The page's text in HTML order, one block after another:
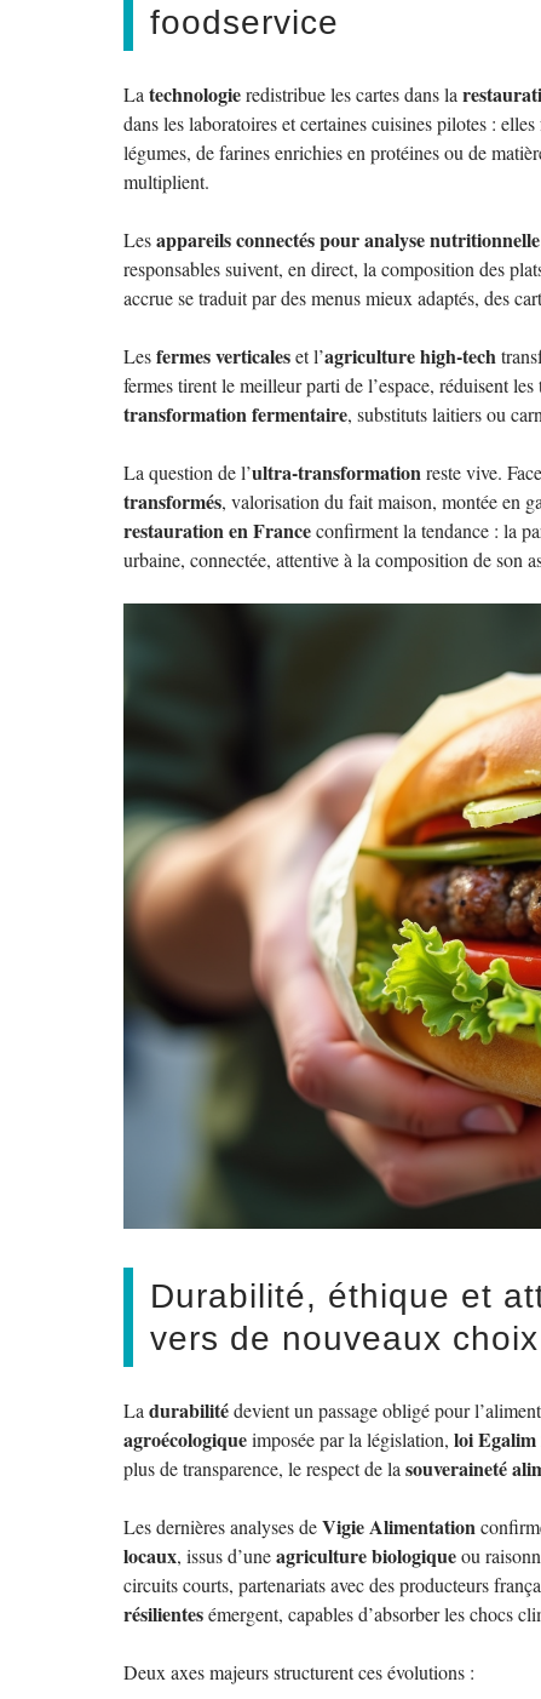
foodservice
La technologieredistribue les cartes dans la
dans les laboratoires et certaines cuisines pilotes :
légumes, de farines enrichies en protéines ou de
multiplient.
Lesappareils connectés pour analyse nutritionnelle
responsables suivent, en direct, la composition des
accrue se traduit par des menus mieux adaptés, des
Lesfermes verticaleset l’agriculture high-tech
fermes tirent le meilleur parti de l’espace, réduisent
transformation fermentaire, substituts laitiers ou
La question de l’ultra-transformationreste vive.
transformés, valorisation du fait maison, montée en
restauration en Franceconfirment la tendance : la
urbaine, connectée, attentive à la composition de son
Durabilité, éthique et
vers de nouveaux
La durabilitédevient un passage obligé pour
agroécologiqueimposée par la législation, loi Egalim
plus de transparence, le respect de la souveraineté
Les dernières analyses deVigie Alimentation
locaux, issus d’uneagriculture biologiqueou
circuits courts, partenariats avec des producteurs
résilientesémergent, capables d’absorber les chocs
Deux axes majeurs structurent ces évolutions :